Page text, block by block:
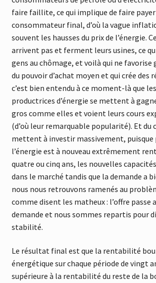
faire faillite, ce qui implique de faire payer
consommateur final, d’où la vague
souvent les hausses du prix de l’énergie.
arrivent pas et ferment leurs usines, ce
gens au chômage, et voilà qui ne favorise
du pouvoir d’achat moyen et qui crée des
c’est bien entendu à ce moment-là que
productrices d’énergie se mettent à
gros comme elles et voient leurs cours
(d’où leur remarquable popularité). Et du
mettent à investir massivement, puisque
l’énergie est à nouveau extrêmement
quatre ou cinq ans, les nouvelles
dans le marché tandis que la demande a
nous nous retrouvons ramenés au
comme disent les matheux : l’offre passe
demande et nous sommes repartis pour
stabilité.
Le résultat final est que la rentabilité
énergétique sur chaque période de vingt
supérieure à la rentabilité du reste de la